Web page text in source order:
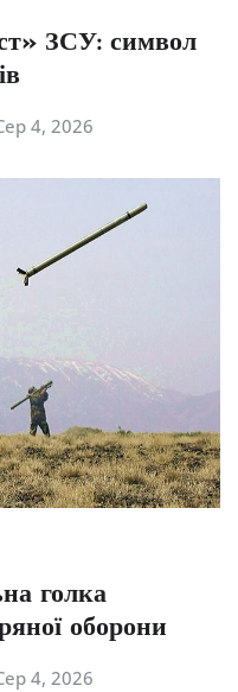
ЗСУ: символ
4, 2026
голка
оборони
4, 2026